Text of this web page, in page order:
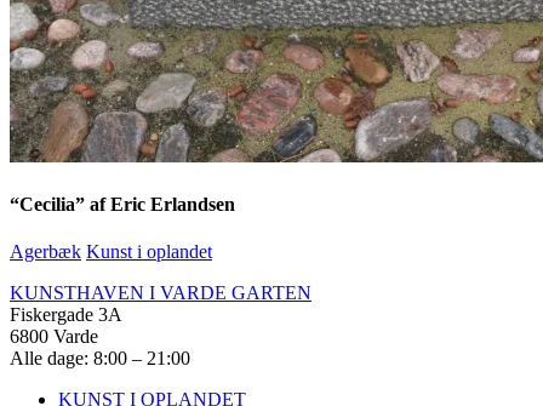
“Cecilia” af Eric Erlandsen
Agerbæk Kunst i oplandet
KUNSTHAVEN I VARDE GARTEN
Fiskergade 3A
6800 Varde
Alle dage: 8:00 – 21:00
KUNST I OPLANDET